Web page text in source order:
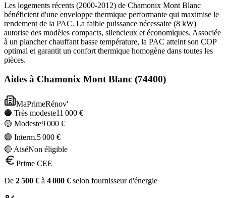
Les logements récents (2000-2012) de Chamonix Mont Blanc
bénéficient d'une enveloppe thermique performante qui maximise le
rendement de la PAC. La faible puissance nécessaire (8 kW)
autorise des modèles compacts, silencieux et économiques. Associée
à un plancher chauffant basse température, la PAC atteint son COP
optimal et garantit un confort thermique homogène dans toutes les
pièces.
Aides à Chamonix Mont Blanc (74400)
MaPrimeRénov'
🔵 Très modeste11 000 €
🟡 Modeste9 000 €
🟣 Interm.5 000 €
🔴 AiséNon éligible
Prime CEE
De 2 500 € à 4 000 € selon fournisseur d'énergie